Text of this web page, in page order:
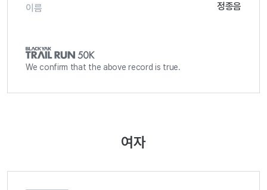
이름
정종음
We confirm that the above record is true.
여자